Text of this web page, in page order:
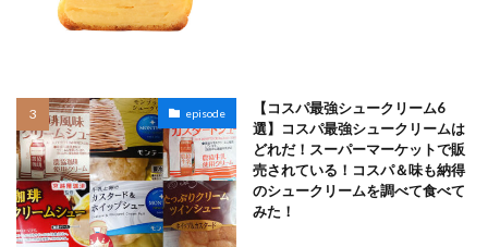
episode
【コスパ最強シュークリーム6
選】コスパ最強シュークリームは
どれだ！スーパーマーケットで販
売されている！コスパ＆味も納得
のシュークリームを調べて食べて
みた！